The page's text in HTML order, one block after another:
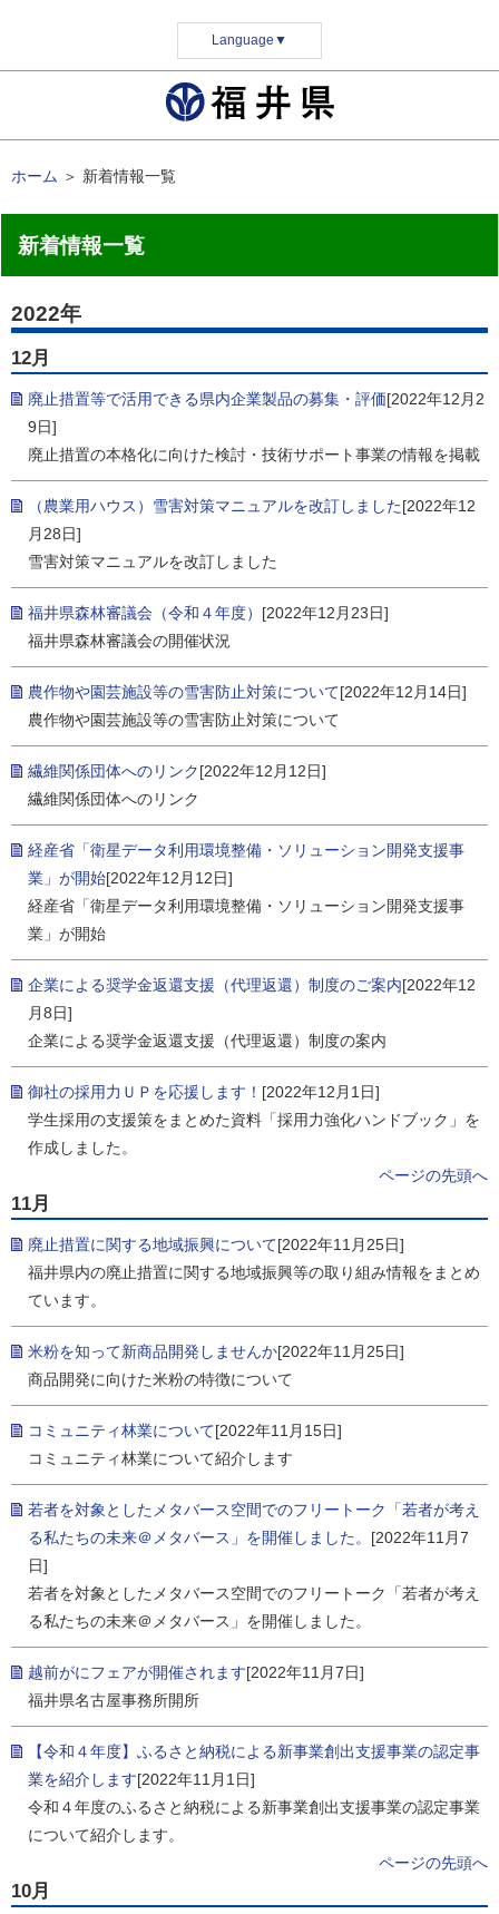
Language ▼
ホーム ＞ 新着情報一覧
新着情報一覧
2022年
12月
廃止措置等で活用できる県内企業製品の募集・評価[2022年12月2
9日]
廃止措置の本格化に向けた検討・技術サポート事業の情報を掲載
（農業用ハウス）雪害対策マニュアルを改訂しました[2022年12
月28日]
雪害対策マニュアルを改訂しました
福井県森林審議会（令和４年度） [2022年12月23日]
福井県森林審議会の開催状況
農作物や園芸施設等の雪害防止対策について[2022年12月14日]
農作物や園芸施設等の雪害防止対策について
繊維関係団体へのリンク[2022年12月12日]
繊維関係団体へのリンク
経産省「衛星データ利用環境整備・ソリューション開発支援事
業」が開始[2022年12月12日]
経産省「衛星データ利用環境整備・ソリューション開発支援事
業」が開始
企業による奨学金返還支援（代理返還）制度のご案内[2022年12
月8日]
企業による奨学金返還支援（代理返還）制度の案内
御社の採用力ＵＰを応援します！ [2022年12月1日]
学生採用の支援策をまとめた資料「採用力強化ハンドブック」を
作成しました。
ページの先頭へ
11月
廃止措置に関する地域振興について[2022年11月25日]
福井県内の廃止措置に関する地域振興等の取り組み情報をまとめ
ています。
米粉を知って新商品開発しませんか[2022年11月25日]
商品開発に向けた米粉の特徴について
コミュニティ林業について[2022年11月15日]
コミュニティ林業について紹介します
若者を対象としたメタバース空間でのフリートーク「若者が考え
る私たちの未来＠メタバース」を開催しました。 [2022年11月7
日]
若者を対象としたメタバース空間でのフリートーク「若者が考え
る私たちの未来＠メタバース」を開催しました。
越前がにフェアが開催されます[2022年11月7日]
福井県名古屋事務所開所
【令和４年度】ふるさと納税による新事業創出支援事業の認定事
業を紹介します[2022年11月1日]
令和４年度のふるさと納税による新事業創出支援事業の認定事業
について紹介します。
ページの先頭へ
10月